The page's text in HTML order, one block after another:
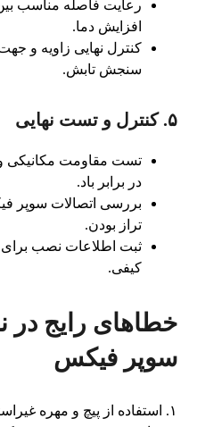
رعایت فاصله مناسب بین
افزایش دما.
کنترل نهایی زاویه و
سنجش تابش.
۵. کنترل و تست نهایی
تست مقاومت مکانیکی و
در برابر باد.
بررسی اتصالات سوپر
تراز بودن.
ثبت اطلاعات نصب
کیفی.
خطاهای رایج در
سوپر فیکس
۱. استفاده از پیچ و مهره غیراستاندارد یا بدون گالوانیزه.